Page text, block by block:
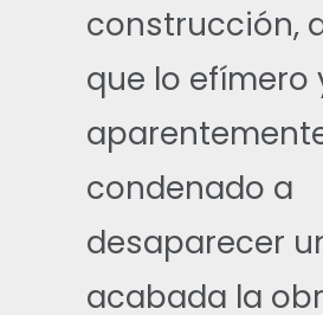
construcción,
que lo efímero
condenado a
desaparecer
acabada la